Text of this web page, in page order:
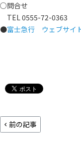
○問合せ
TEL 0555-72-0363
●富士急行 ウェブサイ
前の記事